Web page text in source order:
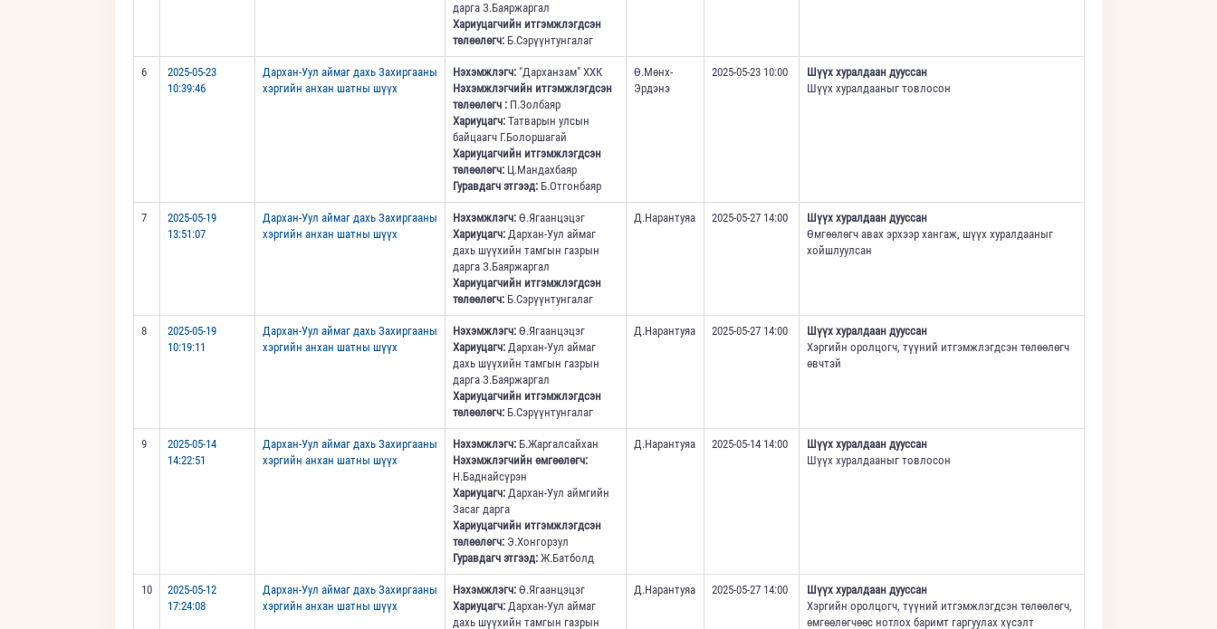
дарга З.Баяржаргал
Хариуцагчийн итгэмжлэгдсэн
төлөөлөгч:Б.Сэрүүнтунгалаг
6
2025-05-23
10:39:46
Дархан-Уул аймаг дахь Захиргааны
хэргийн анхан шатны шүүх
Нэхэмжлэгч:"Дарханзам" ХХК
Нэхэмжлэгчийн итгэмжлэгдсэн
төлөөлөгч :П.Золбаяр
Хариуцагч:Татварын улсын
байцаагч Г.Болоршагай
Хариуцагчийн итгэмжлэгдсэн
төлөөлөгч:Ц.Мандахбаяр
Гуравдагч этгээд:Б.Отгонбаяр
Ө.Мөнх-
Эрдэнэ
2025-05-23 10:00
Шүүх хуралдаан дууссан
Шүүх хуралдааныг товлосон
7
2025-05-19
13:51:07
Дархан-Уул аймаг дахь Захиргааны
хэргийн анхан шатны шүүх
Нэхэмжлэгч:Ө.Ягаанцэцэг
Хариуцагч:Дархан-Уул аймаг
дахь шүүхийн тамгын газрын
дарга З.Баяржаргал
Хариуцагчийн итгэмжлэгдсэн
төлөөлөгч:Б.Сэрүүнтунгалаг
Д.Нарантуяа 2025-05-27 14:00
Шүүх хуралдаан дууссан
Өмгөөлөгч авах эрхээр хангаж, шүүх хуралдааныг
хойшлуулсан
8
2025-05-19
10:19:11
Дархан-Уул аймаг дахь Захиргааны
хэргийн анхан шатны шүүх
Нэхэмжлэгч:Ө.Ягаанцэцэг
Хариуцагч:Дархан-Уул аймаг
дахь шүүхийн тамгын газрын
дарга З.Баяржаргал
Хариуцагчийн итгэмжлэгдсэн
төлөөлөгч:Б.Сэрүүнтунгалаг
Д.Нарантуяа 2025-05-27 14:00
Шүүх хуралдаан дууссан
Хэргийн оролцогч, түүний итгэмжлэгдсэн төлөөлөгч
өвчтэй
9
2025-05-14
14:22:51
Дархан-Уул аймаг дахь Захиргааны
хэргийн анхан шатны шүүх
Нэхэмжлэгч:Б.Жаргалсайхан
Нэхэмжлэгчийн өмгөөлөгч:
Н.Баднайсүрэн
Хариуцагч:Дархан-Уул аймгийн
Засаг дарга
Хариуцагчийн итгэмжлэгдсэн
төлөөлөгч:Э.Хонгорзул
Гуравдагч этгээд:Ж.Батболд
Д.Нарантуяа 2025-05-14 14:00
Шүүх хуралдаан дууссан
Шүүх хуралдааныг товлосон
10
2025-05-12
17:24:08
Дархан-Уул аймаг дахь Захиргааны
хэргийн анхан шатны шүүх
Нэхэмжлэгч:Ө.Ягаанцэцэг
Хариуцагч:Дархан-Уул аймаг
дахь шүүхийн тамгын газрын
Д.Нарантуяа 2025-05-27 14:00
Шүүх хуралдаан дууссан
Хэргийн оролцогч, түүний итгэмжлэгдсэн төлөөлөгч,
өмгөөлөгчөөс нотлох баримт гаргуулах хүсэлт